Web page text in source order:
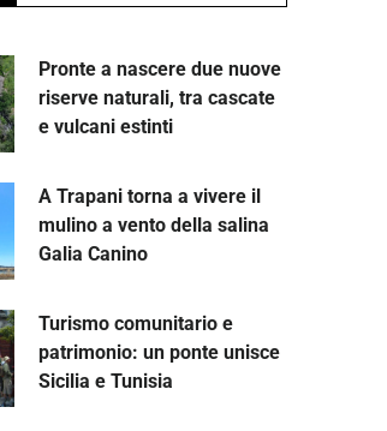
Pronte a nascere due nuove
riserve naturali, tra cascate
e vulcani estinti
A Trapani torna a vivere il
mulino a vento della salina
Galia Canino
Turismo comunitario e
patrimonio: un ponte unisce
Sicilia e Tunisia